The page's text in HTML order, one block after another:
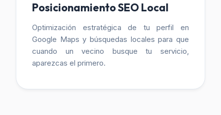
Posicionamiento SEO Local
Optimización estratégica de tu perfil en
Google Maps y búsquedas locales para que
cuando un vecino busque tu servicio,
aparezcas el primero.